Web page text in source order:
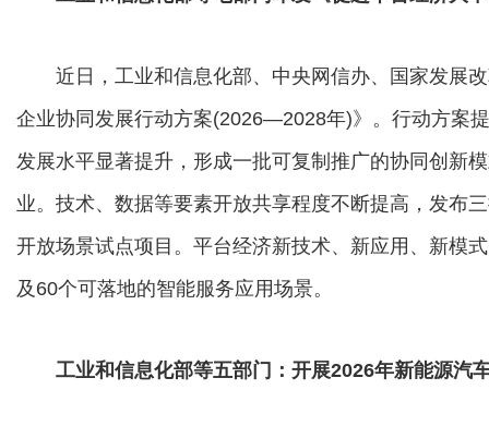
近日，工业和信息化部、中央网信办、国家发展改
企业协同发展行动方案(2026—2028年)》。行动方案
发展水平显著提升，形成一批可复制推广的协同创新
业。技术、数据等要素开放共享程度不断提高，发布
开放场景试点项目。平台经济新技术、新应用、新模
及60个可落地的智能服务应用场景。
工业和信息化部等五部门：开展2026年新能源汽